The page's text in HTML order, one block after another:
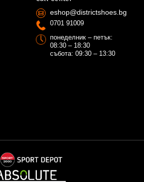
eshop@districtshoes.bg
0701 91009
понеделник – петък:
08:30 – 18:30
събота: 09:30 – 13:30